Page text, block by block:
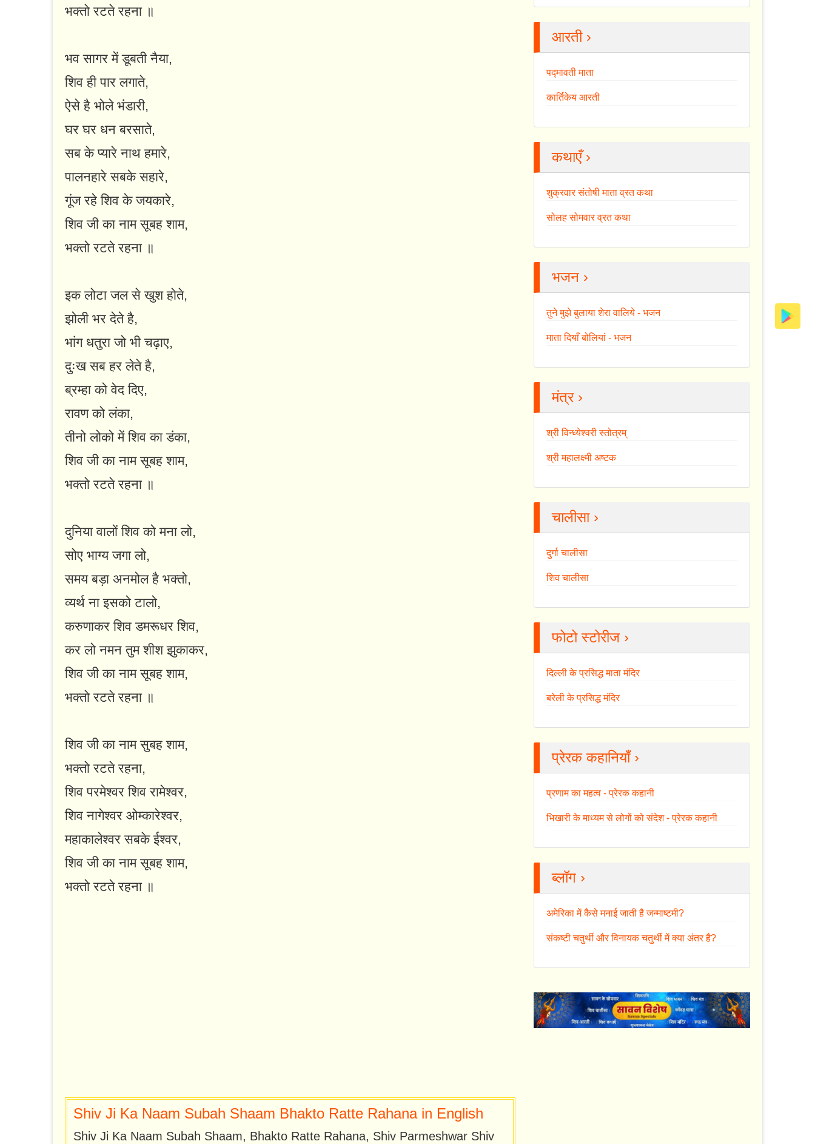
भक्तो रटते रहना ॥
भव सागर में डूबती नैया,
शिव ही पार लगाते,
ऐसे है भोले भंडारी,
घर घर धन बरसाते,
सब के प्यारे नाथ हमारे,
पालनहारे सबके सहारे,
गूंज रहे शिव के जयकारे,
शिव जी का नाम सूबह शाम,
भक्तो रटते रहना ॥
इक लोटा जल से खुश होते,
झोली भर देते है,
भांग धतुरा जो भी चढ़ाए,
दुःख सब हर लेते है,
ब्रम्हा को वेद दिए,
रावण को लंका,
तीनो लोको में शिव का डंका,
शिव जी का नाम सूबह शाम,
भक्तो रटते रहना ॥
दुनिया वालों शिव को मना लो,
सोए भाग्य जगा लो,
समय बड़ा अनमोल है भक्तो,
व्यर्थ ना इसको टालो,
करुणाकर शिव डमरूधर शिव,
कर लो नमन तुम शीश झुकाकर,
शिव जी का नाम सूबह शाम,
भक्तो रटते रहना ॥
शिव जी का नाम सुबह शाम,
भक्तो रटते रहना,
शिव परमेश्वर शिव रामेश्वर,
शिव नागेश्वर ओम्कारेश्वर,
महाकालेश्वर सबके ईश्वर,
शिव जी का नाम सूबह शाम,
भक्तो रटते रहना ॥
Shiv Ji Ka Naam Subah Shaam Bhakto Ratte Rahana in English
Shiv Ji Ka Naam Subah Shaam, Bhakto Ratte Rahana, Shiv Parmeshwar Shiv
आरती ›
पद्मावती माता
कार्तिकेय आरती
कथाएँ ›
शुक्रवार संतोषी माता व्रत कथा
सोलह सोमवार व्रत कथा
भजन ›
तुने मुझे बुलाया शेरा वालिये - भजन
माता दियाँ बोलियां - भजन
मंत्र ›
श्री विन्ध्येश्वरी स्तोत्रम्
श्री महालक्ष्मी अष्टक
चालीसा ›
दुर्गा चालीसा
शिव चालीसा
फोटो स्टोरीज ›
दिल्ली के प्रसिद्ध माता मंदिर
बरेली के प्रसिद्ध मंदिर
प्रेरक कहानियाँ ›
प्रणाम का महत्व - प्रेरक कहानी
भिखारी के माध्यम से लोगों को संदेश - प्रेरक कहानी
ब्लॉग ›
अमेरिका में कैसे मनाई जाती है जन्माष्टमी?
संकष्टी चतुर्थी और विनायक चतुर्थी में क्या अंतर है?